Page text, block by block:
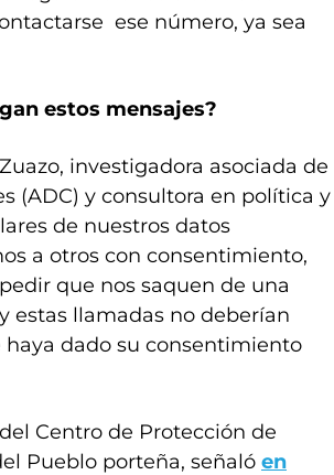
ese número, ya sea
estos mensajes?
investigadora asociada de
(ADC) y consultora en política y
de nuestros datos
a otros con consentimiento,
que nos saquen de una
estas llamadas no deberían
dado su consentimiento
Centro de Protección de
Pueblo porteña, señaló en